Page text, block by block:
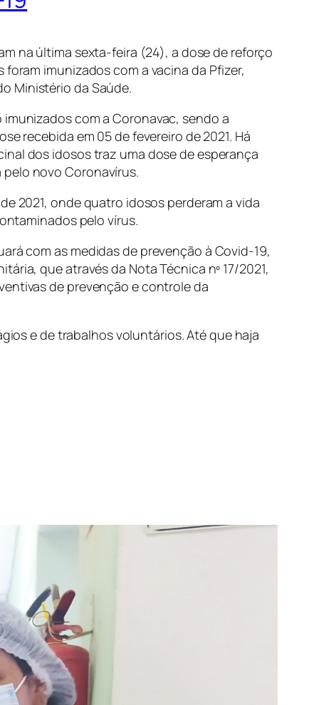
na última sexta-feira (24), a dose de reforço
imunizados com a vacina da Pfizer,
Ministério da Saúde.
com a Coronavac, sendo a
recebida em 05 de fevereiro de 2021. Há
dos idosos traz uma dose de esperança
novo Coronavírus.
2021, onde quatro idosos perderam a vida
pelo vírus.
com as medidas de prevenção à Covid-19,
que através da Nota Técnica nº 17/2021,
de prevenção e controle da
e de trabalhos voluntários. Até que haja